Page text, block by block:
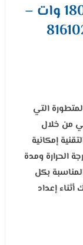
قلاية كولن هوائية 8 لتر 1800 وات –
التي
من خلال
إمكانية
الحرارة ومدة
بكل
إعداد